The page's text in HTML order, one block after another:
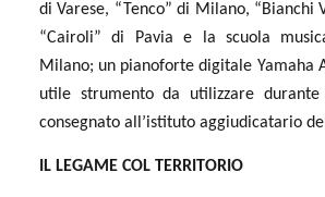
di Varese, “Tenco” di Milano, “Bianchi
“Cairoli” di Pavia e la scuola
Milano; un pianoforte digitale Yamaha
utile strumento da utilizzare
consegnato all’istituto aggiudicatario
IL LEGAME COL TERRITORIO